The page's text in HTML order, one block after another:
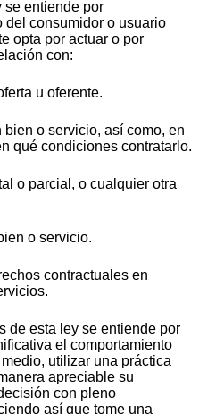
se entiende por
del consumidor o usuario
opta por actuar o por
con:
u oferente.
bien o servicio, así como, en
qué condiciones contratarlo.
o parcial, o cualquier otra
o servicio.
contractuales en
de esta ley se entiende por
el comportamiento
utilizar una práctica
apreciable su
con pleno
así que tome una